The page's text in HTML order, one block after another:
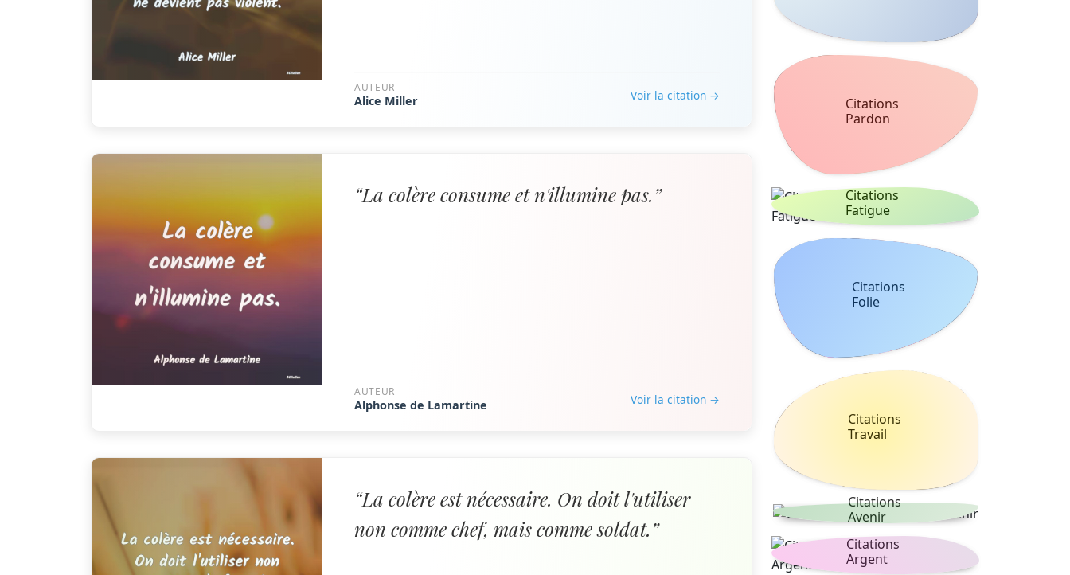
AUTEUR
Alice Miller Voir la citation →
“La colère consume et n'illumine pas.”
AUTEUR
Alphonse de Lamartine Voir la citation →
“La colère est nécessaire. On doit l'utiliser
non comme chef, mais comme soldat.”
Citations
Pardon
Citations
Fatigue
Citations
Folie
Citations
Travail
Citations
Avenir
Citations
Argent